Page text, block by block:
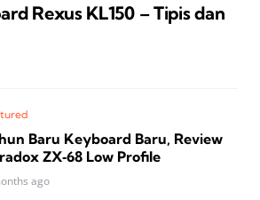
Rexus KL150 – Tipis dan
Baru Keyboard Baru, Review
ZX‑68 Low Profile
ago